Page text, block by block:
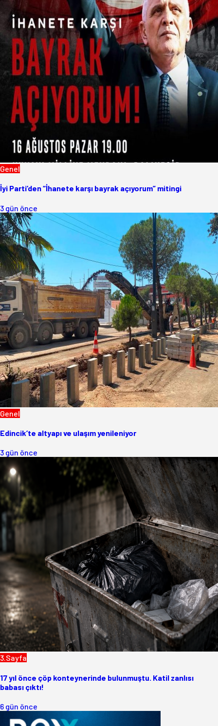
Genel
İyi Parti’den “İhanete karşı bayrak açıyorum” mitingi
3 gün önce
Genel
Edincik’te altyapı ve ulaşım yenileniyor
3 gün önce
3.Sayfa
17 yıl önce çöp konteynerinde bulunmuştu. Katil zanlısı
babası çıktı!
6 gün önce